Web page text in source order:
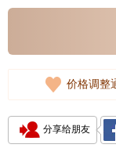
价格调整
分享给朋友